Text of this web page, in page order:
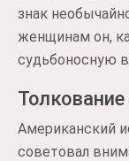
знак
женщинам он,
судьбоносную
Американский
советовал